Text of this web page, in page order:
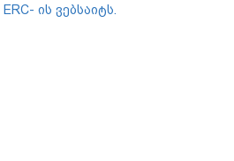
ERC- ის ვებსაიტს.